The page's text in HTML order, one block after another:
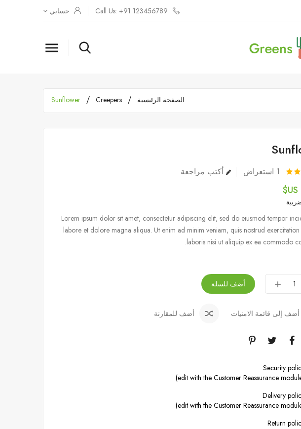
Call Us: +91 123456789 حسابي

الصفحة الرئيسية Creepers
Sunflower
1 استعراض أكتب مراجعة
Lorem ipsum dolor sit amet, consectetur adipiscing elit, sed do eiusmod tempor
labore et dolore magna aliqua. Ut enim ad minim veniam, quis nostrud
laboris nisi ut aliquip ex ea commodo
أضف للسلة
أضف إلى قائمة الامنيات أضف للمقارنة
Security
Delivery
Return